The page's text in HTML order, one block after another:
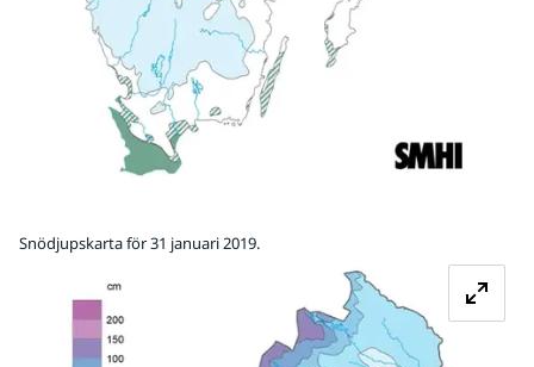
Snödjupskarta för 31 januari 2019.